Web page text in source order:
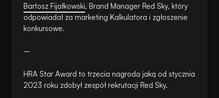
Bartosz Fijałkowski, Brand Manager Red Sky, który
odpowiadał za marketing Kalkulatora i zgłoszenie
konkursowe.
–
HRA Star Award to trzecia nagroda jaką od stycznia
2023 roku zdobył zespół rekrutacji Red Sky.